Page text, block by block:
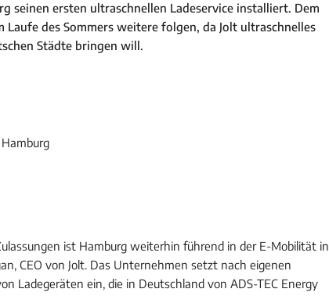
seinen ersten ultraschnellen Ladeservice installiert. Dem
des Sommers weitere folgen, da Jolt ultraschnelles
Städte bringen will.
ist Hamburg weiterhin führend in der E-Mobilität in
CEO von Jolt. Das Unternehmen setzt nach eigenen
Ladegeräten ein, die in Deutschland von ADS-TEC Energy